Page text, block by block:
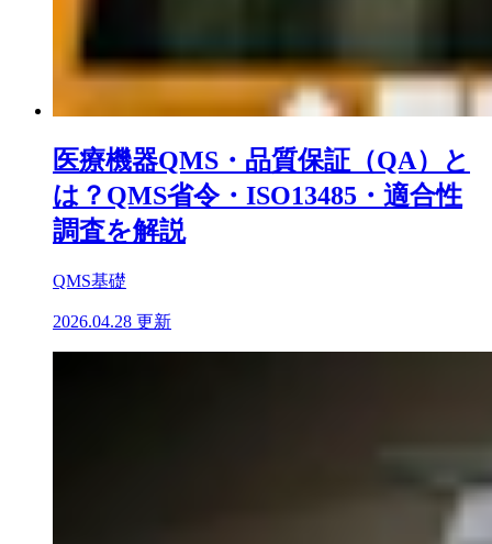
医療機器QMS・品質保証（QA）と
は？QMS省令・ISO13485・適合性
調査を解説
QMS基礎
2026.04.28 更新